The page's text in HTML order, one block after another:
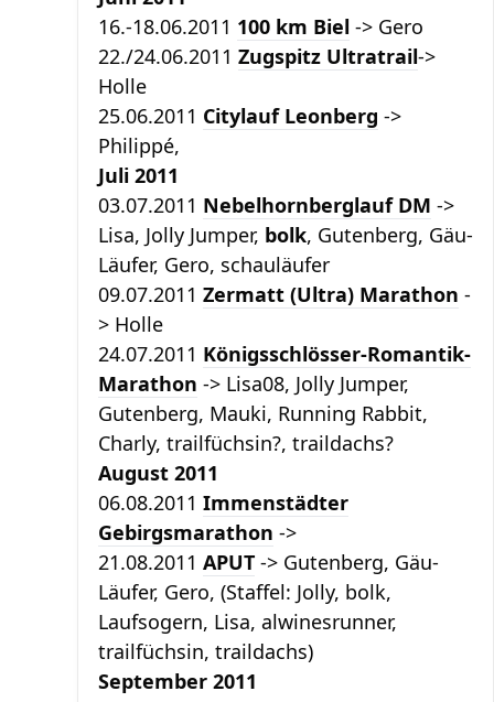
16.-18.06.2011 100 km Biel -> Gero
22./24.06.2011 Zugspitz Ultratrail->
Holle
25.06.2011 Citylauf Leonberg ->
Philippé,
Juli 2011
03.07.2011 Nebelhornberglauf DM ->
Lisa, Jolly Jumper, bolk, Gutenberg, Gäu-
Läufer, Gero, schauläufer
09.07.2011 Zermatt (Ultra) Marathon -
> Holle
24.07.2011 Königsschlösser-Romantik-
Marathon -> Lisa08, Jolly Jumper,
Gutenberg, Mauki, Running Rabbit,
Charly, trailfüchsin?, traildachs?
August 2011
06.08.2011 Immenstädter
Gebirgsmarathon ->
21.08.2011 APUT -> Gutenberg, Gäu-
Läufer, Gero, (Staffel: Jolly, bolk,
Laufsogern, Lisa, alwinesrunner,
trailfüchsin, traildachs)
September 2011